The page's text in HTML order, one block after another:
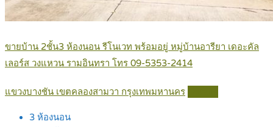
ขายบ้าน 2ชั้น3 ห้องนอน รีโนเวท พร้อมอยู่ หมู่บ้านอารียา เดอะคัล
เลอร์ส วงแหวน รามอินทรา โทร 09-5353-2414
แขวงบางชัน เขตคลองสามวา กรุงเทพมหานคร
3 ห้องนอน